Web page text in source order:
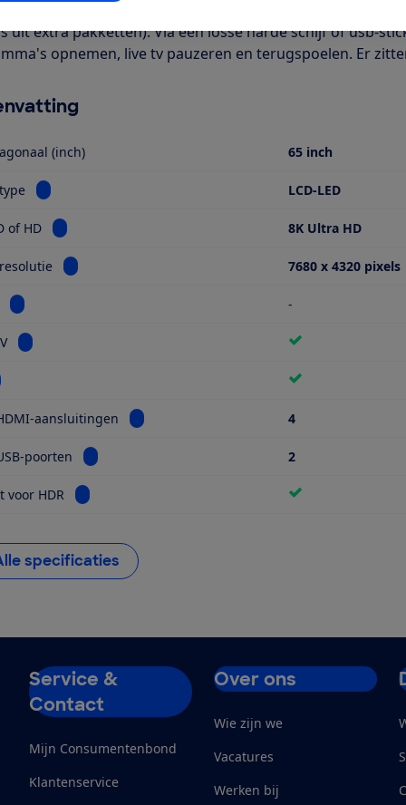
uit extra pakketten). Via een losse harde schijf of usb-
opnemen, live tv pauzeren en terugspoelen. Er
(inch) 65 inch
Bekijk informatie voor Schermtype LCD-LED
of HD Bekijk informatie voor Ultra HD of HD 8K Ultra HD
Bekijk informatie voor Schermresolutie7680 x 4320 pixels
Bekijk informatie voor Miniled -
Bekijk informatie voor Smart TV
informatie voor Wifi
aansluitingen Bekijk informatie voor Aantal HDMI-
4
poorten Bekijk informatie voor Aantal USB-poorten
2
voor HDR Bekijk informatie voor Geschikt voor HDR
specificaties
Service &
Contact
Mijn Consumentenbond
Klantenservice
Over ons
Wie zijn we
Vacatures
Werken bij